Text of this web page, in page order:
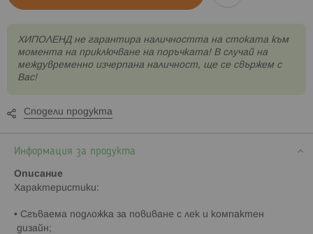
XИПОЛЕНД не гарантира наличността на стоката към
момента на приключване на поръчката! В случай на
междувременно изчерпана наличност, ще се свържем с
Вас!
Сподели продукта
Информация за продукта
Описание
Характеристики:
• Сгъваема подложка за повиване с лек и компактен
дизайн;